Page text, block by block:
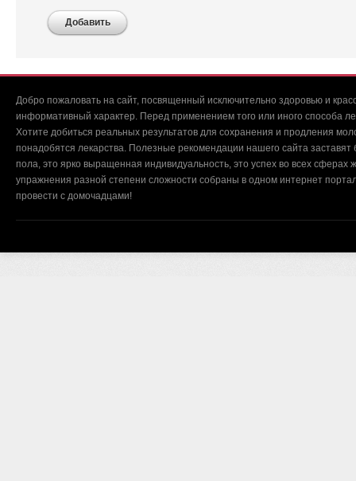
Добавить
Добро пожаловать на сайт, посвященный исключительно здоровью и
информативный характер. Перед применением того или иного способа
Хотите добиться реальных результатов для сохранения и продления
понадобятся лекарства. Полезные рекомендации нашего сайта
пола, это ярко выращенная индивидуальность, это успех во всех
упражнения разной степени сложности собраны в одном интернет
провести с домочадцами!